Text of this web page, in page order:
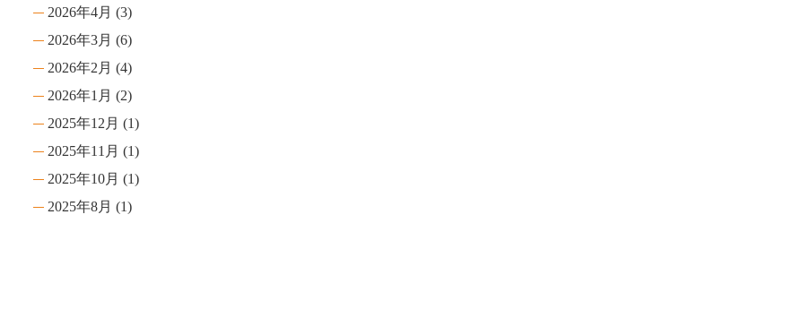
2026年4月 (3)
2026年3月 (6)
2026年2月 (4)
2026年1月 (2)
2025年12月 (1)
2025年11月 (1)
2025年10月 (1)
2025年8月 (1)